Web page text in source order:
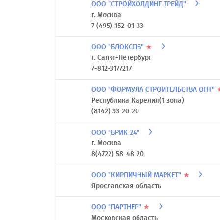
ООО "СТРОЙХОЛДИНГ-ТРЕЙД"
г. Москва
7 (495) 152-01-33
ООО "БЛОКСПБ" ★
г. Санкт-Петербург
7-812-3177217
ООО "ФОРМУЛА СТРОИТЕЛЬСТВА ОПТ"
Республика Карелия(1 зона)
(8142) 33-20-20
ООО "БРИК 24"
г. Москва
8(4722) 58-48-20
ООО "КИРПИЧНЫЙ МАРКЕТ" ★
Ярославская область
ООО "ПАРТНЕР" ★
Московская область